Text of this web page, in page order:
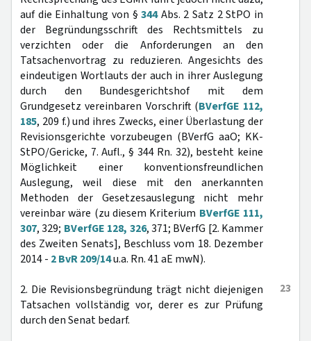
auf die Einhaltung von §344Abs. 2 Satz 2 StPO in
der Begründungsschrift des Rechtsmittels zu
verzichten oder die Anforderungen an den
Tatsachenvortrag zu reduzieren. Angesichts des
eindeutigen Wortlauts der auch in ihrer Auslegung
durch den Bundesgerichtshof mit dem
Grundgesetz vereinbaren Vorschrift (BVerfGE 112,
185, 209 f.) und ihres Zwecks, einer Überlastung der
Revisionsgerichte vorzubeugen (BVerfG aaO; KK-
StPO/Gericke, 7. Aufl., § 344 Rn. 32), besteht keine
Möglichkeit einer konventionsfreundlichen
Auslegung, weil diese mit den anerkannten
Methoden der Gesetzesauslegung nicht mehr
vereinbar wäre (zu diesem Kriterium BVerfGE 111,
307, 329; BVerfGE 128, 326, 371; BVerfG [2. Kammer
des Zweiten Senats], Beschluss vom 18. Dezember
2014 - 2 BvR 209/14u.a. Rn. 41 aE mwN).
23
2. Die Revisionsbegründung trägt nicht diejenigen
Tatsachen vollständig vor, derer es zur Prüfung
durch den Senat bedarf.